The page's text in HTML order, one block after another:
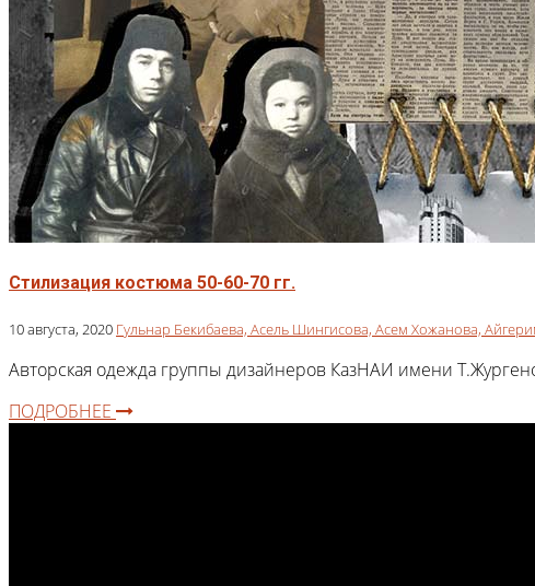
Стилизация костюма 50-60-70 гг.
10 августа, 2020 Гульнар Бекибаева, Асель Шингисова, Асем Хожанова,
Авторская одежда группы дизайнеров КазНАИ имени
ПОДРОБНЕЕ